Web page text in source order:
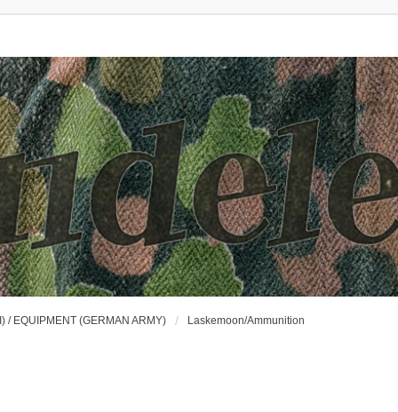
/ EQUIPMENT (GERMAN ARMY) Laskemoon/Ammunition